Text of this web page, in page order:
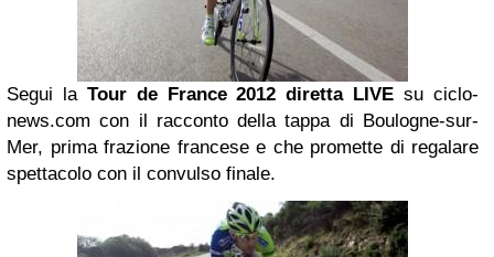
Segui la Tour de France 2012 diretta LIVE su ciclo-
news.com con il racconto della tappa di Boulogne-sur-
Mer, prima frazione francese e che promette di regalare
spettacolo con il convulso finale.